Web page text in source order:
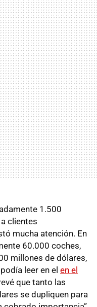
1.500
clientes
mucha atención. En
60.000 coches,
millones de dólares,
leer en el en el
que tanto las
se dupliquen para